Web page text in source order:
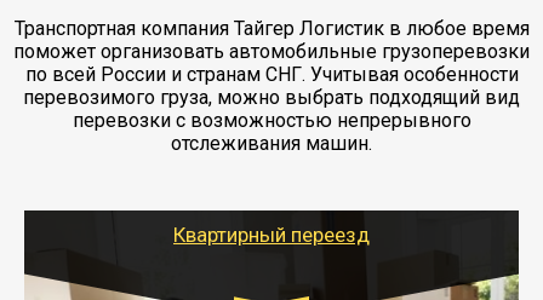
Транспортная компания Тайгер Логистик в любое время
поможет организовать автомобильные грузоперевозки
по всей России и странам СНГ. Учитывая особенности
перевозимого груза, можно выбрать подходящий вид
перевозки с возможностью непрерывного
отслеживания машин.
Квартирный переезд